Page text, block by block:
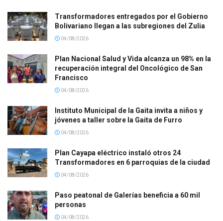
Transformadores entregados por el Gobierno
Bolivariano llegan a las subregiones del Zulia
04/08/2026
Plan Nacional Salud y Vida alcanza un 98% en la
recuperación integral del Oncológico de San
Francisco
04/08/2026
Instituto Municipal de la Gaita invita a niños y
jóvenes a taller sobre la Gaita de Furro
04/08/2026
Plan Cayapa eléctrico instaló otros 24
Transformadores en 6 parroquias de la ciudad
04/08/2026
Paso peatonal de Galerías beneficia a 60 mil
personas
04/08/2026